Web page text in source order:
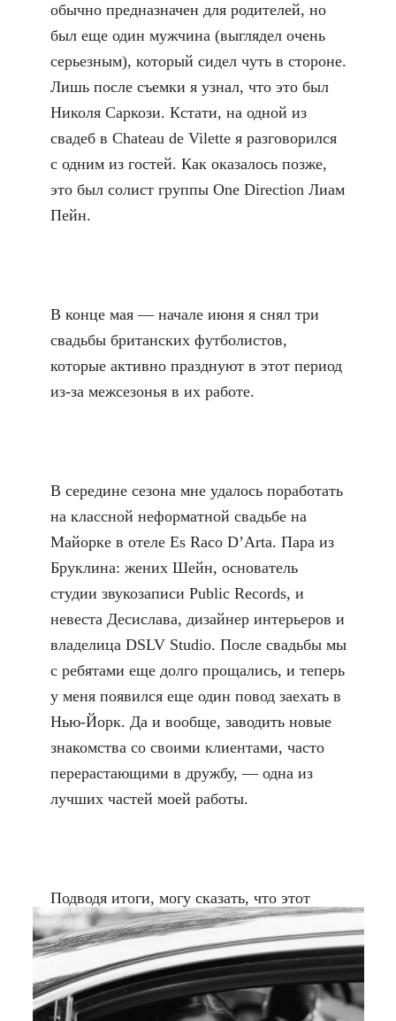
обычно предназначен для родителей, но
был еще один мужчина (выглядел очень
серьезным), который сидел чуть в стороне.
Лишь после съемки я узнал, что это был
Николя Саркози. Кстати, на одной из
свадеб в Chateau de Vilette я разговорился
с одним из гостей. Как оказалось позже,
это был солист группы One Direction Лиам
Пейн.
В конце мая — начале июня я снял три
свадьбы британских футболистов,
которые активно празднуют в этот период
из-за межсезонья в их работе.
В середине сезона мне удалось поработать
на классной неформатной свадьбе на
Майорке в отеле Es Raco D’Arta. Пара из
Бруклина: жених Шейн, основатель
студии звукозаписи Public Records, и
невеста Десислава, дизайнер интерьеров и
владелица DSLV Studio. После свадьбы мы
с ребятами еще долго прощались, и теперь
у меня появился еще один повод заехать в
Нью-Йорк. Да и вообще, заводить новые
знакомства со своими клиентами, часто
перерастающими в дружбу, — одна из
лучших частей моей работы.
Подводя итоги, могу сказать, что этот
сезон стал самым дождливым за всю мою
карьеру.